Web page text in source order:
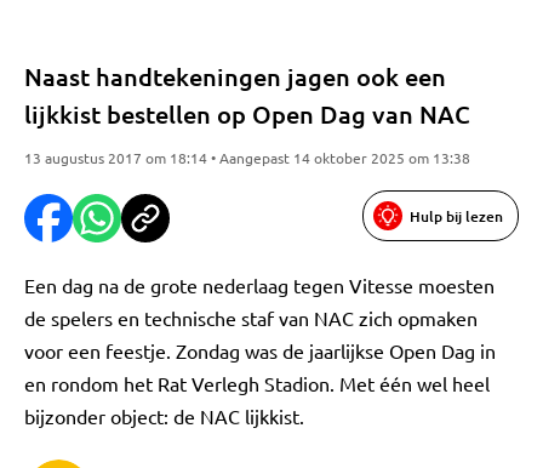
Naast handtekeningen jagen ook een
lijkkist bestellen op Open Dag van NAC
13 augustus 2017 om 18:14 • Aangepast 14 oktober 2025 om 13:38
Hulp bij lezen
Een dag na de grote nederlaag tegen Vitesse moesten
de spelers en technische staf van NAC zich opmaken
voor een feestje. Zondag was de jaarlijkse Open Dag in
en rondom het Rat Verlegh Stadion. Met één wel heel
bijzonder object: de NAC lijkkist.